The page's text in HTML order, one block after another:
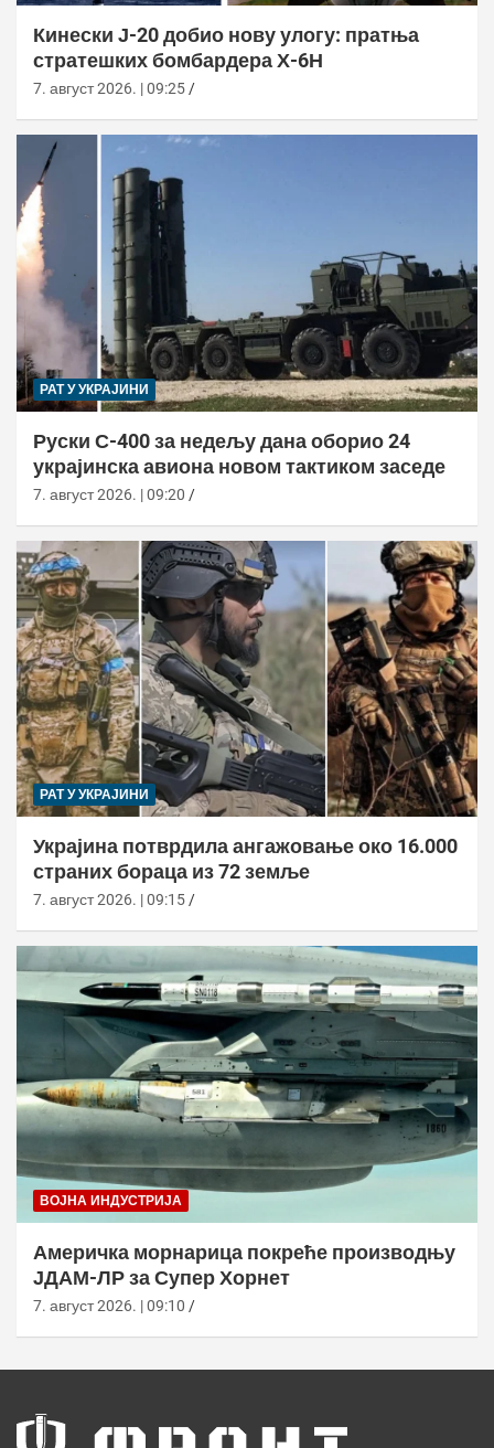
Кинески Ј-20 добио нову улогу: пратња
стратешких бомбардера Х-6Н
7. август 2026. | 09:25
РАТ У УКРАЈИНИ
Руски С-400 за недељу дана оборио 24
украјинска авиона новом тактиком заседе
7. август 2026. | 09:20
РАТ У УКРАЈИНИ
Украјина потврдила ангажовање око 16.000
страних бораца из 72 земље
7. август 2026. | 09:15
ВОЈНА ИНДУСТРИЈА
Америчка морнарица покреће производњу
ЈДАМ-ЛР за Супер Хорнет
7. август 2026. | 09:10